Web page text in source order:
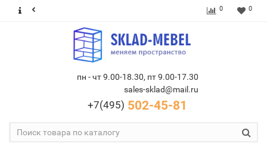
0 0
пн - чт 9.00-18.30, пт 9.00-17.30
sales-sklad@mail.ru
+7(495) 502-45-81